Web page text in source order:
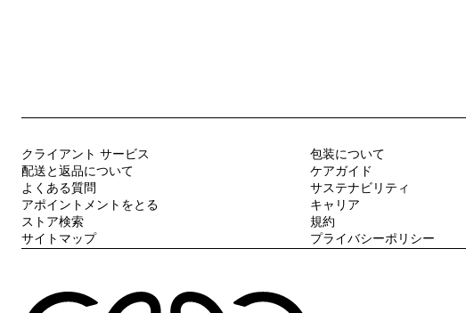
クライアント サービス
配送と返品について
よくある質問
アポイントメントをとる
ストア検索
サイトマップ
包装について
ケアガイド
サステナビリティ
キャリア
規約
プライバシーポリシー